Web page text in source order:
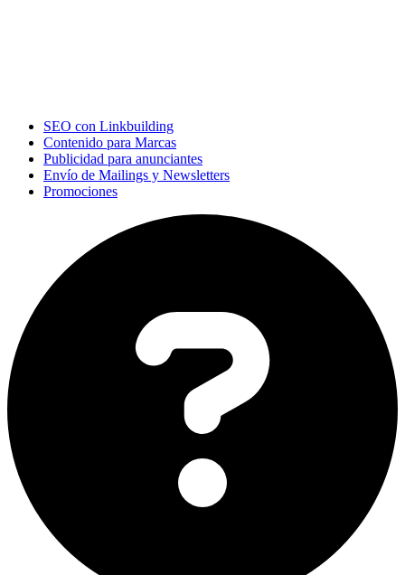
SEO con Linkbuilding
Contenido para Marcas
Publicidad para anunciantes
Envío de Mailings y Newsletters
Promociones